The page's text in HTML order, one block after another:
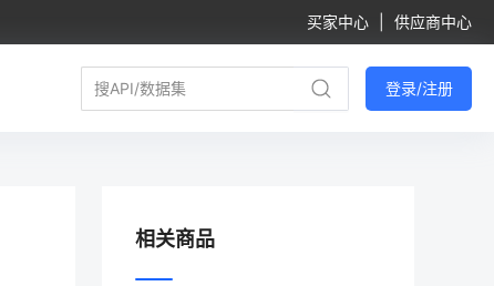
买家中心 供应商中心
登录/注册
相关商品